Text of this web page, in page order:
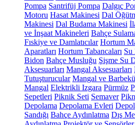
Pompa Santrifüj Pompa Dalgıç
Motoru Hasat Makinesi Dal
Makinesi Dal Budama Makinesi
ve İnşaat Makineleri Bahçe
Fıskiye ve Damlatıcılar Hortum
Aparatları Hortum Tabancaları Su
Bidon Bahçe Musluğu Şişme Su
Aksesuarları Mangal Aksesuarları
Tutuşturucular Mangal ve Barbekü
Mangal Elektrikli Izgara Pürmüz
Sepetleri Piknik Seti Semaver
Depolama Depolama Evleri
Sandığı Bahçe Aydınlatma Dış